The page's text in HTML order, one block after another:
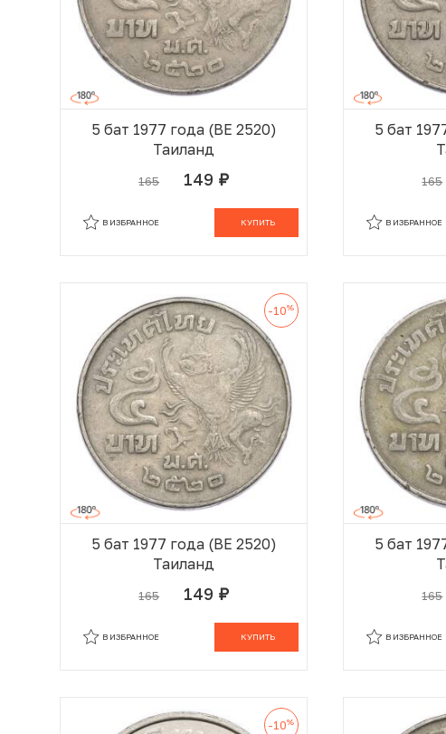
5 бат 1977 года (BE 2520)
Таиланд
165 149 руб.
КУПИТЬ
В ИЗБРАННОЕ
5 бат
165
В ИЗБРАННОЕ
-10%
5 бат 1977 года (BE 2520)
Таиланд
165 149 руб.
КУПИТЬ
В ИЗБРАННОЕ
5 бат
165
В ИЗБРАННОЕ
-10%